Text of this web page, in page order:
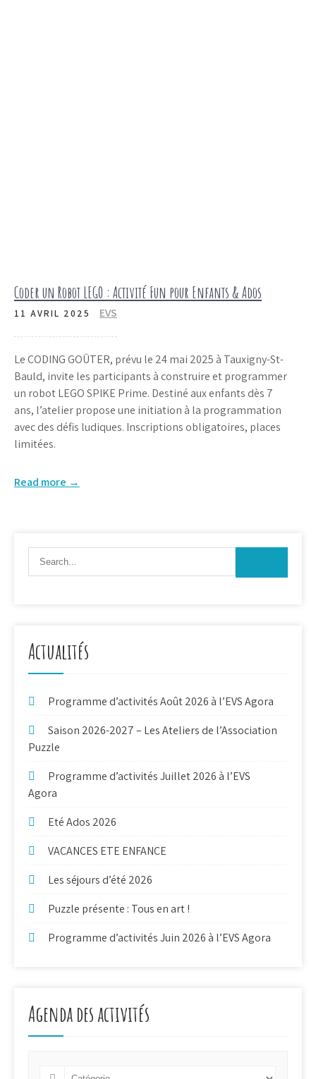
Coder un Robot LEGO : Activité Fun pour Enfants & Ados
11 AVRIL 2025 EVS
Le CODING GOÛTER, prévu le 24 mai 2025 à Tauxigny-St-
Bauld, invite les participants à construire et programmer
un robot LEGO SPIKE Prime. Destiné aux enfants dès 7
ans, l’atelier propose une initiation à la programmation
avec des défis ludiques. Inscriptions obligatoires, places
limitées.
Read more →
Actualités
Programme d’activités Août 2026 à l’EVS Agora
Saison 2026-2027 – Les Ateliers de l’Association
Puzzle
Programme d’activités Juillet 2026 à l’EVS
Agora
Eté Ados 2026
VACANCES ETE ENFANCE
Les séjours d’été 2026
Puzzle présente : Tous en art !
Programme d’activités Juin 2026 à l’EVS Agora
Agenda des activités